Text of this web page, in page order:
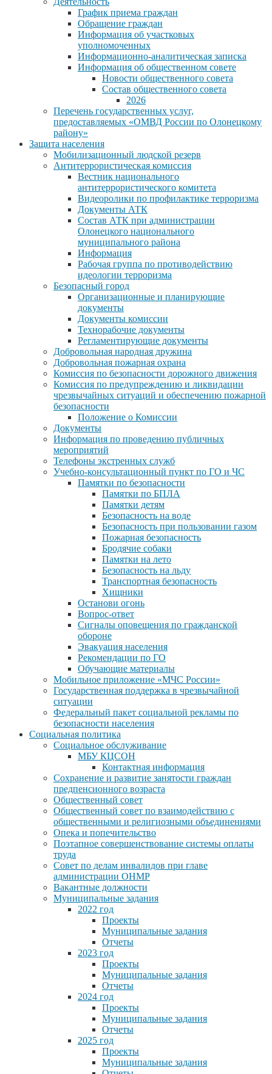
График приема граждан
Обращение граждан
Информация об участковых
уполномоченных
Информационно-аналитическая записка
Информация об общественном совете
Новости общественного совета
Состав общественного совета
2026
Перечень государственных услуг,
предоставляемых «ОМВД России по Олонецкому
району»
Защита населения
Мобилизационный людской резерв
Антитеррористическая комиссия
Вестник национального
антитеррористического комитета
Видеоролики по профилактике терроризма
Документы АТК
Состав АТК при администрации
Олонецкого национального
муниципального района
Информация
Рабочая группа по противодействию
идеологии терроризма
Безопасный город
Организационные и планирующие
документы
Документы комиссии
Технорабочие документы
Регламентирующие документы
Добровольная народная дружина
Добровольная пожарная охрана
Комиссия по безопасности дорожного движения
Комиссия по предупреждению и ликвидации
чрезвычайных ситуаций и обеспечению пожарной
безопасности
Положение о Комиссии
Документы
Информация по проведению публичных
мероприятий
Телефоны экстренных служб
Учебно-консультационный пункт по ГО и ЧС
Памятки по безопасности
Памятки по БПЛА
Памятки детям
Безопасность на воде
Безопасность при пользовании газом
Пожарная безопасность
Бродячие собаки
Памятки на лето
Безопасность на льду
Транспортная безопасность
Хищники
Останови огонь
Вопрос-ответ
Сигналы оповещения по гражданской
обороне
Эвакуация населения
Рекомендации по ГО
Обучающие материалы
Мобильное приложение «МЧС России»
Государственная поддержка в чрезвычайной
ситуации
Федеральный пакет социальной рекламы по
безопасности населения
Социальная политика
Социальное обслуживание
МБУ КЦСОН
Контактная информация
Сохранение и развитие занятости граждан
предпенсионного возраста
Общественный совет
Общественный совет по взаимодействию с
общественными и религиозными объединениями
Опека и попечительство
Поэтапное совершенствование системы оплаты
труда
Совет по делам инвалидов при главе
администрации ОНМР
Вакантные должности
Муниципальные задания
2022 год
Проекты
Муниципальные задания
Отчеты
2023 год
Проекты
Муниципальные задания
Отчеты
2024 год
Проекты
Муниципальные задания
Отчеты
2025 год
Проекты
Муниципальные задания